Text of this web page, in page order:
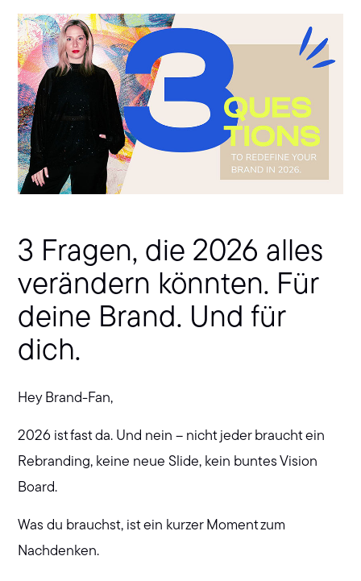
3 Fragen, die 2026 alles
verändern könnten. Für
deine Brand. Und für
dich.
Hey Brand-Fan,
2026 ist fast da. Und nein – nicht jeder braucht ein
Rebranding, keine neue Slide, kein buntes Vision
Board.
Was du brauchst, ist ein kurzer Moment zum
Nachdenken.